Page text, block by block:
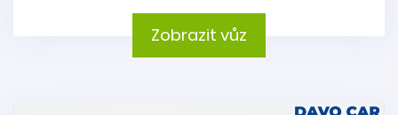
Zobrazit vůz